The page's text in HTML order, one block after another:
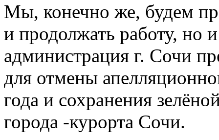
Мы, конечно же, будем
и продолжать работу, но
администрация г. Сочи
для отмены
года и сохранения
города -курорта Сочи.